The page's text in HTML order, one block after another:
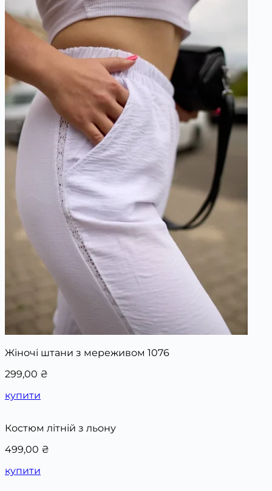
Жіночі штани з мереживом 1076
299,00 ₴
купити
Костюм літній з льону
499,00 ₴
купити